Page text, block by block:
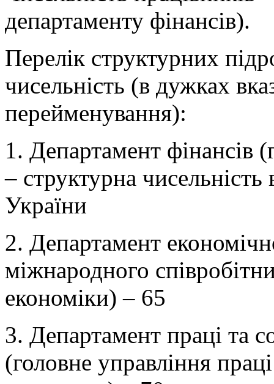
департаменту фінансів).
Перелік структурних
чисельність (в дужках
перейменування):
1. Департамент фінансів
– структурна
України
2. Департамент
міжнародного
економіки) – 65
3. Департамент праці та
(головне управління